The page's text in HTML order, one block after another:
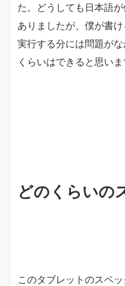
た。どうしても日本語
ありましたが、僕が書
実行する分には問題が
くらいはできると思いま
どのくらいの
このタブレットのスペ